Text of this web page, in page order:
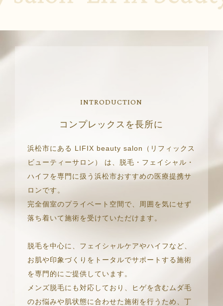
INTRODUCTION
コンプレックスを長所に
浜松市にある LIFIX beauty salon（リフィックス
ビューティーサロン） は、脱毛・フェイシャル・
ハイフを専門に扱う浜松市おすすめの医療提携サ
ロンです。
完全個室のプライベート空間で、周囲を気にせず
落ち着いて施術を受けていただけます。
脱毛を中心に、フェイシャルケアやハイフなど、
お肌や印象づくりをトータルでサポートする施術
を専門的にご提供しています。
メンズ脱毛にも対応しており、ヒゲを含むムダ毛
のお悩みや肌状態に合わせた施術を行うため、丁